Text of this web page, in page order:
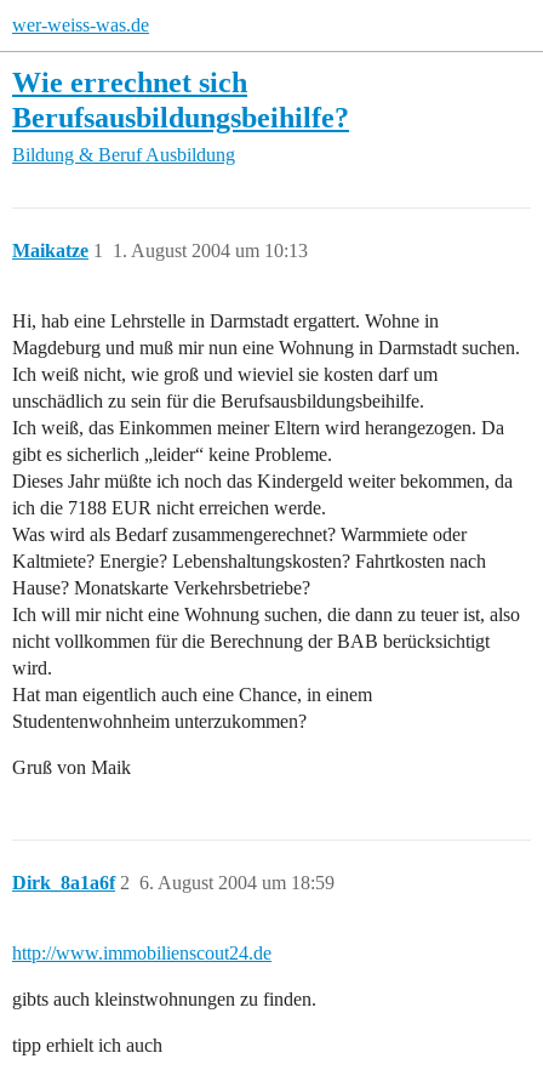
wer-weiss-was.de
Wie errechnet sich
Berufsausbildungsbeihilfe?
Bildung & Beruf Ausbildung
Maikatze 1. August 2004 um 10:13
1
Hi, hab eine Lehrstelle in Darmstadt ergattert. Wohne in
Magdeburg und muß mir nun eine Wohnung in Darmstadt suchen.
Ich weiß nicht, wie groß und wieviel sie kosten darf um
unschädlich zu sein für die Berufsausbildungsbeihilfe.
Ich weiß, das Einkommen meiner Eltern wird herangezogen. Da
gibt es sicherlich „leider“ keine Probleme.
Dieses Jahr müßte ich noch das Kindergeld weiter bekommen, da
ich die 7188 EUR nicht erreichen werde.
Was wird als Bedarf zusammengerechnet? Warmmiete oder
Kaltmiete? Energie? Lebenshaltungskosten? Fahrtkosten nach
Hause? Monatskarte Verkehrsbetriebe?
Ich will mir nicht eine Wohnung suchen, die dann zu teuer ist, also
nicht vollkommen für die Berechnung der BAB berücksichtigt
wird.
Hat man eigentlich auch eine Chance, in einem
Studentenwohnheim unterzukommen?
Gruß von Maik
Dirk_8a1a6f 6. August 2004 um 18:59
2
http://www.immobilienscout24.de
gibts auch kleinstwohnungen zu finden.
tipp erhielt ich auch